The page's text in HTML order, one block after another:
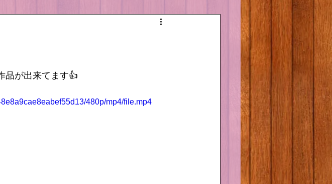
品が出来てます👍
480p/mp4/file.mp4